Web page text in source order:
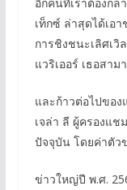
เท็กซ์ ล่าสุดได้เอ
การชิงชนะเลิศเวิ
แวริเออร์ เธอสา
และก้าวต่อไปขอ
เจล่า ลี ผู้ครองแช
ปัจจุบัน โดยค่าตัว
ข่าวใหญ่ปี พ.ศ.